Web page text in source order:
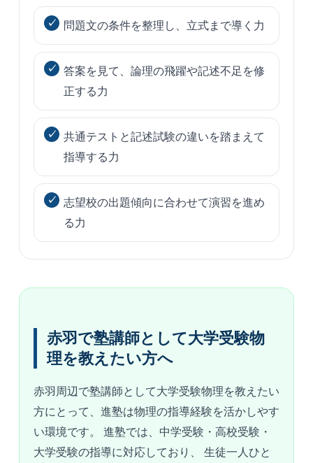
問題文の条件を整理し、立式まで導く力
答案を見て、論理の飛躍や記述不足を修
正する力
共通テストと記述試験の違いを踏まえて
指導する力
志望校の出題傾向に合わせて演習を進め
る力
赤羽で塾講師として大学受験物
理を教えたい方へ
赤羽周辺で塾講師として大学受験物理を教えたい
方にとって、進塾は物理の指導経験を活かしやす
い環境です。 進塾では、中学受験・高校受験・
大学受験の指導に対応しており、 生徒一人ひと